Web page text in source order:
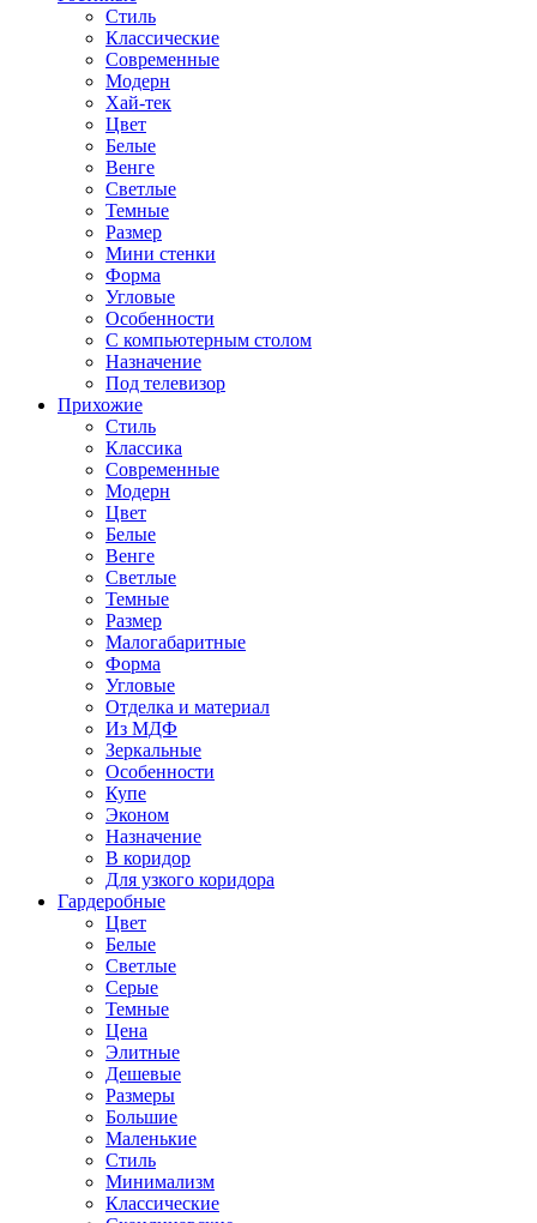
Стиль
Классические
Современные
Модерн
Хай-тек
Цвет
Белые
Венге
Светлые
Темные
Размер
Мини стенки
Форма
Угловые
Особенности
С компьютерным столом
Назначение
Под телевизор
Прихожие
Стиль
Классика
Современные
Модерн
Цвет
Белые
Венге
Светлые
Темные
Размер
Малогабаритные
Форма
Угловые
Отделка и материал
Из МДФ
Зеркальные
Особенности
Купе
Эконом
Назначение
В коридор
Для узкого коридора
Гардеробные
Цвет
Белые
Светлые
Серые
Темные
Цена
Элитные
Дешевые
Размеры
Большие
Маленькие
Стиль
Минимализм
Классические